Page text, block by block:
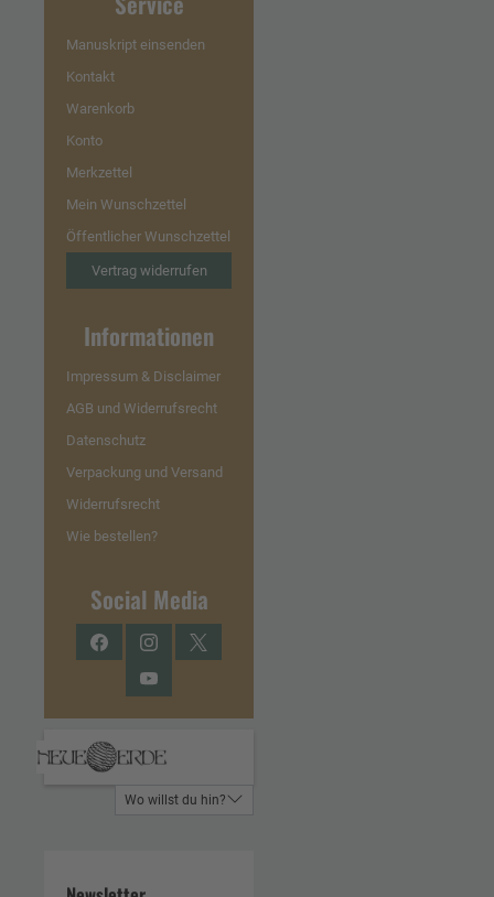
Manuskript einsenden
Kontakt
Warenkorb
Konto
Merkzettel
Mein Wunschzettel
Öffentlicher Wunschzettel
Vertrag widerrufen
Informationen
Impressum & Disclaimer
AGB und Widerrufsrecht
Datenschutz
Verpackung und Versand
Widerrufsrecht
Wie bestellen?
Social Media
FacebookInstagramTwitter
YouTube
Wo willst du hin?